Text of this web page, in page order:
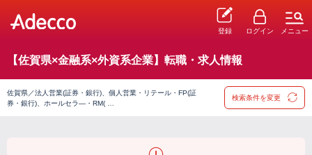
登録 ログイン メニュー
【佐賀県×金融系×外資系企業】転職・求人情報
佐賀県／法人営業(証券・銀行)、個人営業・リテール・FP(証
券・銀行)、ホールセラ―・RM( …
検索条件を変更